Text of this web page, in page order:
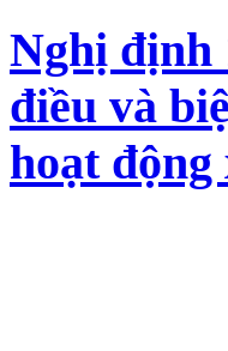
Nghị định
điều và
hoạt